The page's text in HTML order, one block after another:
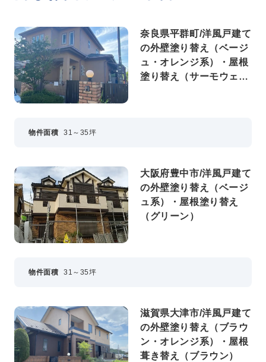
奈良県平群町/洋風戸建て
の外壁塗り替え（ベージ
ュ・オレンジ系）・屋根
塗り替え（サーモウェザ
物件面積 31～35坪
大阪府豊中市/洋風戸建て
の外壁塗り替え（ベージ
ュ系）・屋根塗り替え
（グリーン）
物件面積 31～35坪
滋賀県大津市/洋風戸建て
の外壁塗り替え（ブラウ
ン・オレンジ系）・屋根
葺き替え（ブラウン）